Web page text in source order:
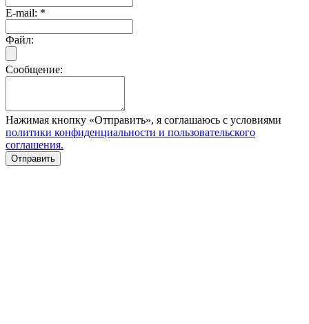
E-mail: *
Файл:
Сообщение:
Нажимая кнопку «Отправить», я соглашаюсь с условиями
политики конфиденциальности и пользовательского
соглашения.
Отправить